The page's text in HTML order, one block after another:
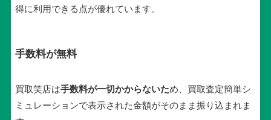
得に利用できる点が優れています。
手数料が無料
買取笑店は手数料が一切かからないため、買取査定簡単シ
ミュレーションで表示された金額がそのまま振り込まれま